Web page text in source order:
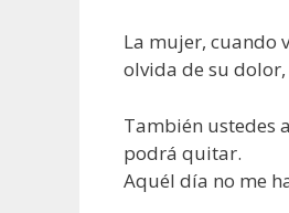
La mujer, cuando
olvida de su
También ustedes
podrá quitar.
Aquél día no me